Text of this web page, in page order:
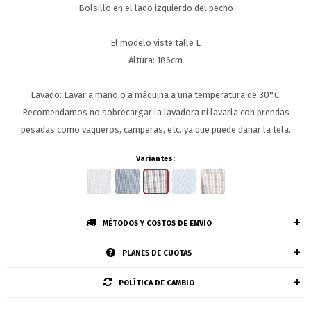
Bolsillo en el lado izquierdo del pecho
El modelo viste talle L
Altura: 186cm
Lavado: Lavar a mano o a máquina a una temperatura de 30°C.
Recomendamos no sobrecargar la lavadora ni lavarla con prendas
pesadas como vaqueros, camperas, etc. ya que puede dañar la tela.
Variantes:
MÉTODOS Y COSTOS DE ENVÍO
PLANES DE CUOTAS
POLÍTICA DE CAMBIO